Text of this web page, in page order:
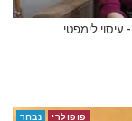
פופולרי נבחר